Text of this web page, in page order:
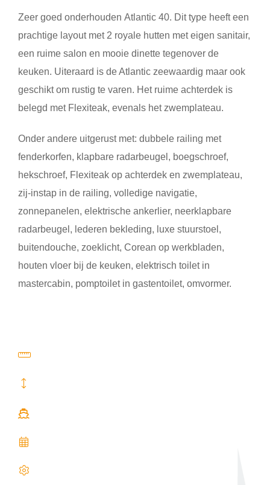
Zeer goed onderhouden Atlantic 40. Dit type heeft een
prachtige layout met 2 royale hutten met eigen sanitair,
een ruime salon en mooie dinette tegenover de
keuken. Uiteraard is de Atlantic zeewaardig maar ook
geschikt om rustig te varen. Het ruime achterdek is
belegd met Flexiteak, evenals het zwemplateau.
Onder andere uitgerust met: dubbele railing met
fenderkorfen, klapbare radarbeugel, boegschroef,
hekschroef, Flexiteak op achterdek en zwemplateau,
zij-instap in de railing, volledige navigatie,
zonnepanelen, elektrische ankerlier, neerklapbare
radarbeugel, lederen bekleding, luxe stuurstoel,
buitendouche, zoeklicht, Corean op werkbladen,
houten vloer bij de keuken, elektrisch toilet in
mastercabin, pomptoilet in gastentoilet, omvormer.